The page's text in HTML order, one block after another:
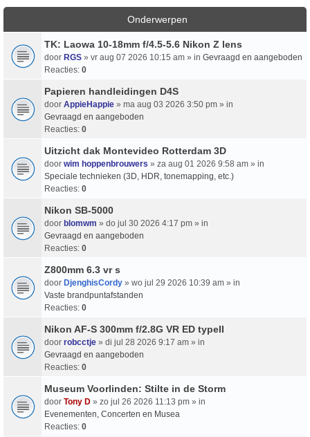
Onderwerpen
TK: Laowa 10-18mm f/4.5-5.6 Nikon Z lens
door RGS » vr aug 07 2026 10:15 am » in Gevraagd en aangeboden
Reacties: 0
Papieren handleidingen D4S
door AppieHappie » ma aug 03 2026 3:50 pm » in
Gevraagd en aangeboden
Reacties: 0
Uitzicht dak Montevideo Rotterdam 3D
door wim hoppenbrouwers » za aug 01 2026 9:58 am » in
Speciale technieken (3D, HDR, tonemapping, etc.)
Reacties: 0
Nikon SB-5000
door blomwm » do jul 30 2026 4:17 pm » in
Gevraagd en aangeboden
Reacties: 0
Z800mm 6.3 vr s
door DjenghisCordy » wo jul 29 2026 10:39 am » in
Vaste brandpuntafstanden
Reacties: 0
Nikon AF-S 300mm f/2.8G VR ED typeII
door robcctje » di jul 28 2026 9:17 am » in
Gevraagd en aangeboden
Reacties: 0
Museum Voorlinden: Stilte in de Storm
door Tony D » zo jul 26 2026 11:13 pm » in
Evenementen, Concerten en Musea
Reacties: 0